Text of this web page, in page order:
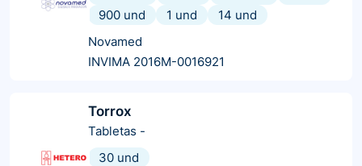
900 und
1 und
14 und
Novamed
INVIMA 2016M-0016921
Torrox
Tabletas -
30 und